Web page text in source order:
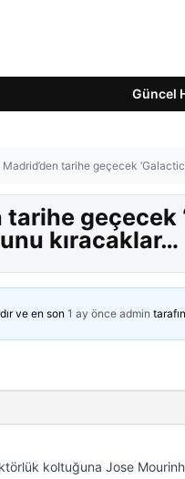
Güncel
Madrid’den tarihe geçecek
tarihe
kıracaklar…
ve en son 1 ay önce admin
koltuğuna Jose